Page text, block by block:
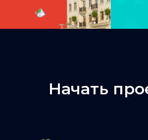
Начать